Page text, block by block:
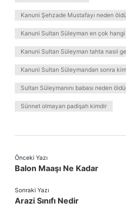
Kanuni Şehzade Mustafayı neden
Kanuni Sultan Süleyman en çok
Kanuni Sultan Süleyman tahta nasıl
Kanuni Sultan Süleymandan sonra
Sultan Süleymanını babası neden
Sünnet olmayan padişah kimdir
Önceki Yazı
Balon Maaşı Ne Kadar
Sonraki Yazı
Arazi Sınıfı Nedir